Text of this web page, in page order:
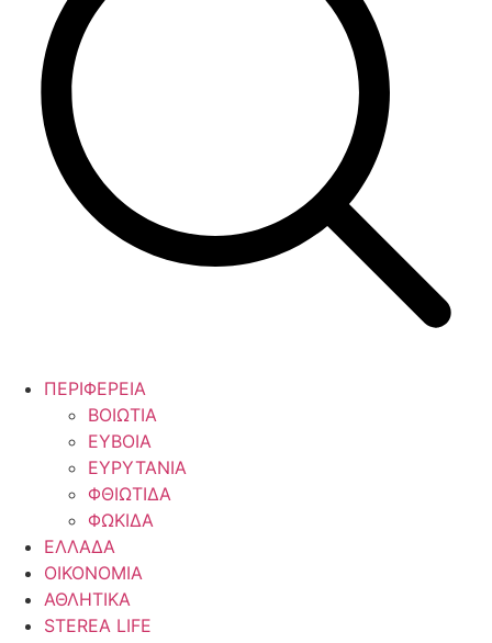
ΠΕΡΙΦΕΡΕΙΑ
ΒΟΙΩΤΙΑ
ΕΥΒΟΙΑ
ΕΥΡΥΤΑΝΙΑ
ΦΘΙΩΤΙΔΑ
ΦΩΚΙΔΑ
ΕΛΛΑΔΑ
ΟΙΚΟΝΟΜΙΑ
ΑΘΛΗΤΙΚΑ
STEREA LIFE